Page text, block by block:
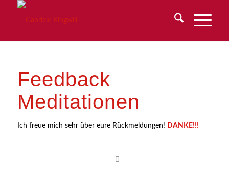
Feedback
Meditationen
Ich freue mich sehr über eure Rückmeldungen! DANKE!!!